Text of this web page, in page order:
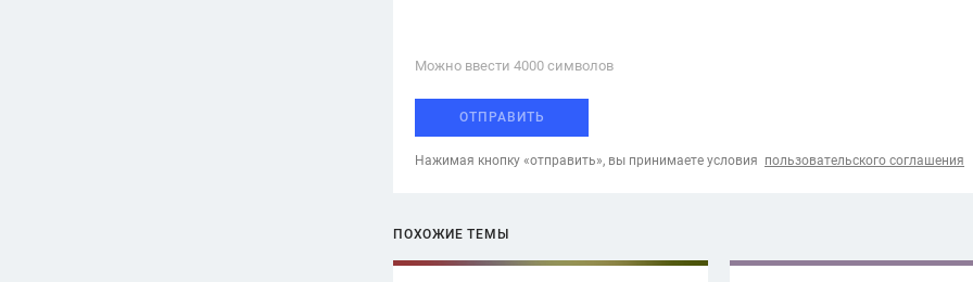
Можно ввести 4000 cимволов
ОТПРАВИТЬ
Нажимая кнопку «отправить», вы принимаете условия пользовательского соглашения
ПОХОЖИЕ ТЕМЫ